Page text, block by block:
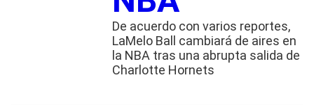
De acuerdo con varios reportes,
LaMelo Ball cambiará de aires en
la NBA tras una abrupta salida de
Charlotte Hornets